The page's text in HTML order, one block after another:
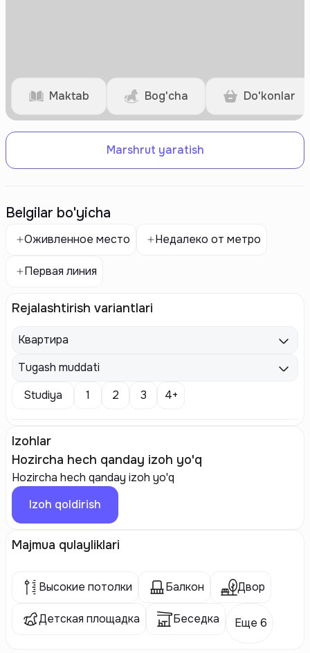
Maktab Bog'cha Do'konlar
Marshrut yaratish
Belgilar bo'yicha
Оживленное место Недалеко от метро
Первая линия
Rejalashtirish variantlari
Квартира
Tugash muddati
Studiya
1 2 3 4+
Izohlar
Hozircha hech qanday izoh yo'q
Hozircha hech qanday izoh yo'q
Izoh qoldirish
Majmua qulayliklari
Высокие потолки Балкон Двор
Детская площадка Беседка Еще 6